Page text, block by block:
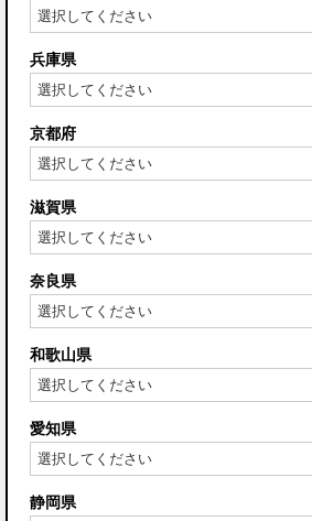
兵庫県
京都府
滋賀県
奈良県
和歌山県
愛知県
静岡県